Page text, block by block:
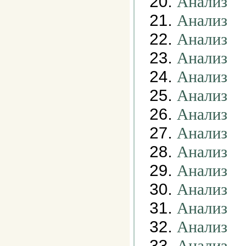
21.
22.
23.
24.
25.
26.
27.
28.
29.
30.
31.
32.